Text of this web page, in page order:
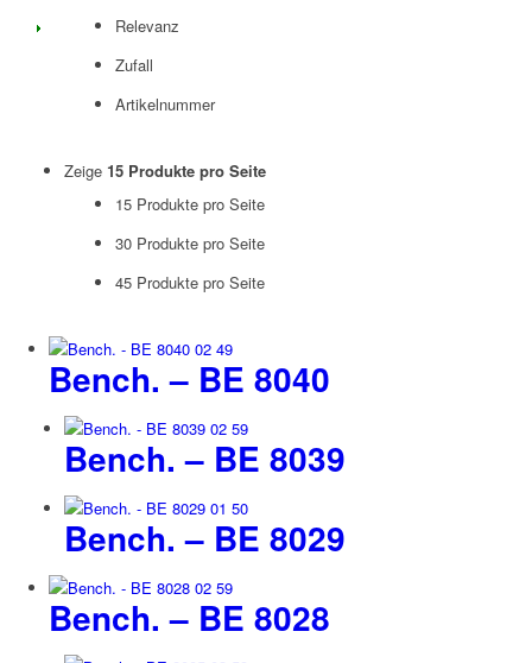
Relevanz
Zufall
Artikelnummer
Zeige 15 Produkte pro Seite
15 Produkte pro Seite
30 Produkte pro Seite
45 Produkte pro Seite
Bench. – BE 8040
Bench. – BE 8039
Bench. – BE 8029
Bench. – BE 8028